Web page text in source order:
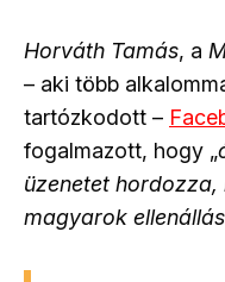
Horváth Tamás, a
– aki több
tartózkodott –
fogalmazott, hogy „
üzenetet
magyarok